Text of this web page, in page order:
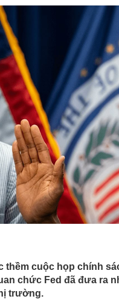
Lai?
Giá vàng mới
Vợ chồng chủ
mất trắng 15
Mỹ nhân người
chàng trai kém
22:10
Chữ “NAPAS”
22:08
Người phụ nữ
chuyển trả lại,
ngân hàng”
22:01
NSƯT Hoài
21:59
Bắt nguyên
định cư
thềm cuộc họp chính
chức Fed đã đưa ra
trường.